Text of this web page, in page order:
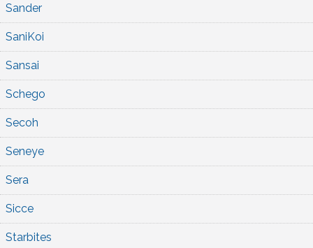
Sander
SaniKoi
Sansai
Schego
Secoh
Seneye
Sera
Sicce
Starbites